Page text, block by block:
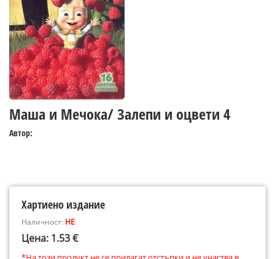
Маша и Мечока/ Залепи и оцвети 4
Автор:
Хартиено издание
Наличност: НЕ
Цена: 1.53 €